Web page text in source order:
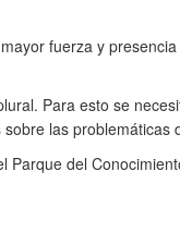
fuerza y
Para esto se
las problemáticas
del